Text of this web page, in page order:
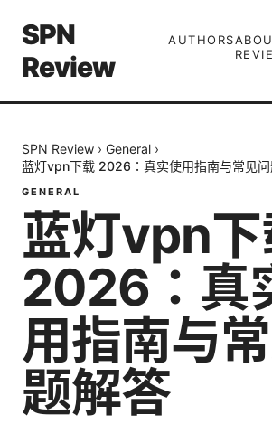
SPN
Review
AUTHORS
SPN Review › General ›
蓝灯vpn下载 2026：真实使用指南与常见
GENERAL
蓝灯vpn
2026：真
用指南与
题解答